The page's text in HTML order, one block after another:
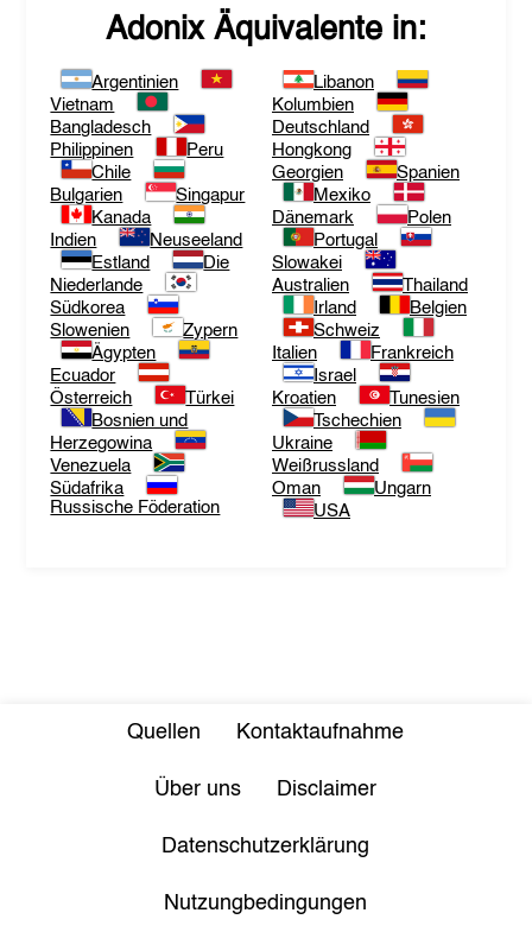
AdonixÄquivalente in:
Argentinien
Vietnam
Bangladesch
Philippinen
Peru
Chile
Bulgarien
Singapur
Kanada
Indien
Neuseeland
Estland
Die
Niederlande
Südkorea
Slowenien
Zypern
Ägypten
Ecuador
Österreich
Türkei
Bosnien und
Herzegowina
Venezuela
Südafrika
Russische Föderation
Libanon
Kolumbien
Deutschland
Hongkong
Georgien
Spanien
Mexiko
Dänemark
Polen
Portugal
Slowakei
Australien
Thailand
Irland
Belgien
Schweiz
Italien
Frankreich
Israel
Kroatien
Tunesien
Tschechien
Ukraine
Weißrussland
Oman
Ungarn
USA
Quellen Kontaktaufnahme
Über uns Disclaimer
Datenschutzerklärung
Nutzungbedingungen